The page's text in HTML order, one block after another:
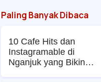
Paling Banyak Dibaca
10 Cafe Hits dan
Instagramable di
Nganjuk yang Bikin